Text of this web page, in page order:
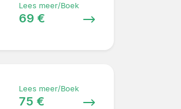
Lees meer/Boek
69 €
Lees meer/Boek
75 €